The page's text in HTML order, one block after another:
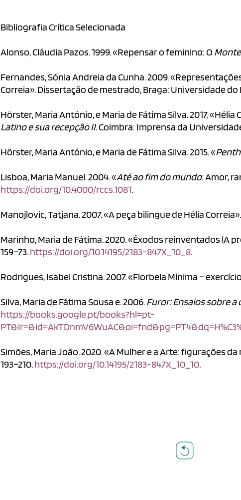
Bibliografia Crítica Selecionada
Alonso, Cláudia Pazos. 1999. «Repensar o feminino: O
Fernandes, Sónia Andreia da Cunha. 2009.
Correia». Dissertação de mestrado, Braga: Universidade do
Hörster, Maria António, e Maria de Fátima Silva. 2017. «Hélia
Latino e sua recepção II. Coimbra: Imprensa da
Hörster, Maria António, e Maria de Fátima Silva. 2015. «
Lisboa, Maria Manuel. 2004. «Até ao fim do mundo: Amor,
https://doi.org/10.4000/rccs.1081.
Manojlovic, Tatjana. 2007. «A peça bilingue de Hélia Correia».
Marinho, Maria de Fátima. 2020. «Êxodos reinventados (A
159–73.https://doi.org/10.14195/2183-847X_10_8.
Rodrigues, Isabel Cristina. 2007. «Florbela Mínima –
Silva, Maria de Fátima Sousa e. 2006.Furor: Ensaios sobre
https://books.google.pt/books?hl=pt-
Simões, Maria João. 2020. «A Mulher e a Arte: figurações
193–210.https://doi.org/10.14195/2183-847X_10_10.